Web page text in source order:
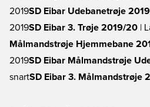
2019SD Eibar Udebanetrøje
2019SD Eibar 3. Trøje 2019/20 |
Målmandstrøje Hjemmebane
2019SD Eibar Målmandstrøje
snartSD Eibar 3. Målmandstrøje